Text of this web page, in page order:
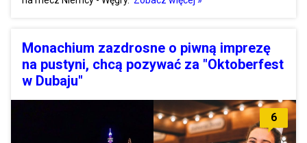
Monachium zazdrosne o piwną imprezę
na pustyni, chcą pozywać za "Oktoberfest
w Dubaju"
6